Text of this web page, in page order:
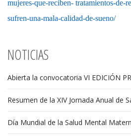
mujeres-que-reciben- tratamientos-de-
sufren-una-mala-calidad-de-sueno/
NOTICIAS
Abierta la convocatoria VI EDICIÓN
Resumen de la XIV Jornada Anual de
Día Mundial de la Salud Mental